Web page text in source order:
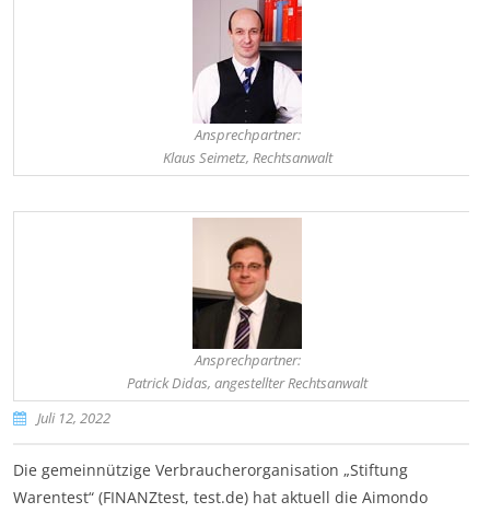
Ansprechpartner:
Klaus Seimetz, Rechtsanwalt
Ansprechpartner:
Patrick Didas, angestellter Rechtsanwalt
Juli 12, 2022
Die gemeinnützige Verbraucherorganisation „Stiftung
Warentest“ (FINANZtest, test.de) hat aktuell die Aimondo